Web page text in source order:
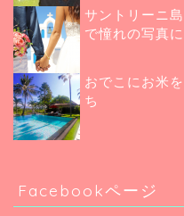
サントリーニ
で憧れの写真
おでこにお米
ち
Facebookページ